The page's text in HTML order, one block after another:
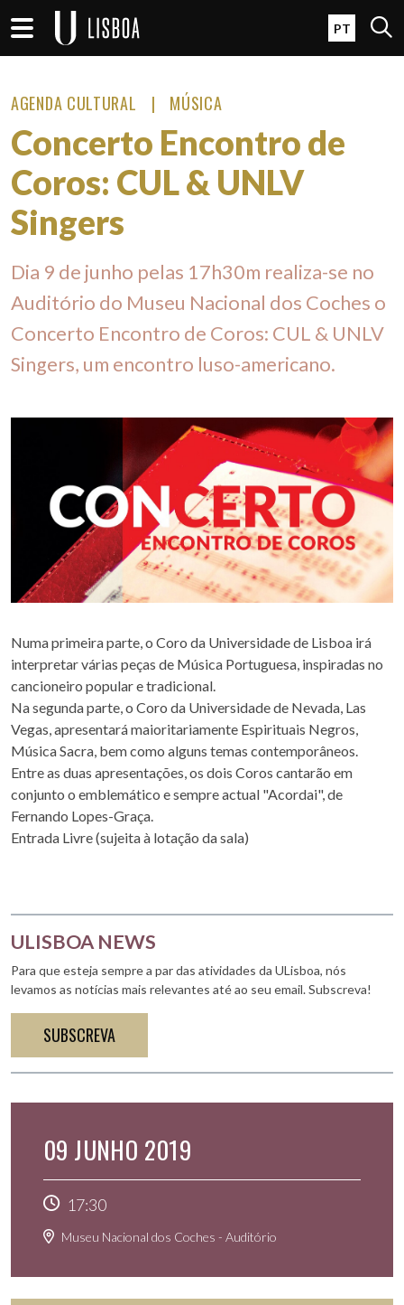
Passar para o conteúdo principal
PT Open
AGENDA CULTURAL MÚSICA
Concerto Encontro de
Coros: CUL & UNLV
Singers
Dia 9 de junho pelas 17h30m realiza-se no
Auditório do Museu Nacional dos Coches o
Concerto Encontro de Coros: CUL & UNLV
Singers, um encontro luso-americano.
Numa primeira parte, o Coro da Universidade de Lisboa irá
interpretar várias peças de Música Portuguesa, inspiradas no
cancioneiro popular e tradicional.
Na segunda parte, o Coro da Universidade de Nevada, Las
Vegas, apresentará maioritariamente Espirituais Negros,
Música Sacra, bem como alguns temas contemporâneos.
Entre as duas apresentações, os dois Coros cantarão em
conjunto o emblemático e sempre actual "Acordai", de
Fernando Lopes-Graça.
Entrada Livre (sujeita à lotação da sala)
ULISBOA NEWS
Para que esteja sempre a par das atividades da ULisboa, nós
levamos as notícias mais relevantes até ao seu email. Subscreva!
SUBSCREVA
09 JUNHO 2019
17:30
Museu Nacional dos Coches - Auditório